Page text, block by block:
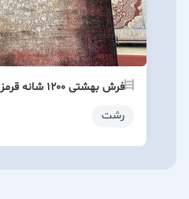
فرش بهشتی ۱۲۰۰ شانه قرمز رشت
رشت